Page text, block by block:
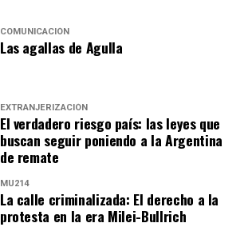
COMUNICACIÓN
Las agallas de Agulla
EXTRANJERIZACIÓN
El verdadero riesgo país: las leyes que
buscan seguir poniendo a la Argentina
de remate
MU214
La calle criminalizada: El derecho a la
protesta en la era Milei-Bullrich